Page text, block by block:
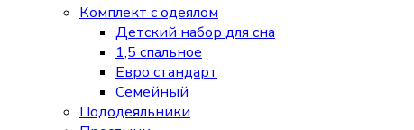
Комплект с одеялом
Детский набор для сна
1,5 спальное
Евро стандарт
Семейный
Пододеяльники